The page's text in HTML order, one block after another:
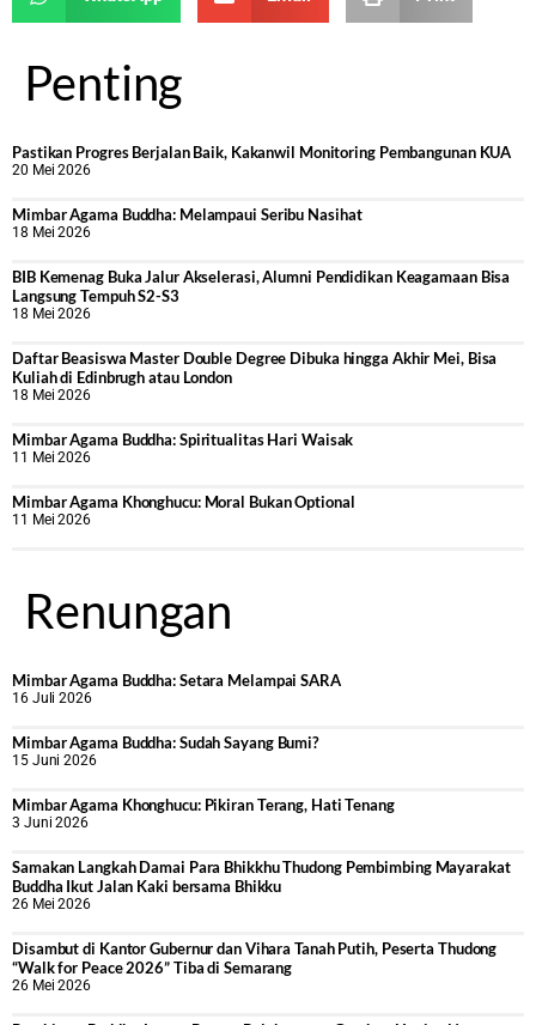
Penting
Pastikan Progres Berjalan Baik, Kakanwil Monitoring Pembangunan KUA
20 Mei 2026
Mimbar Agama Buddha: Melampaui Seribu Nasihat
18 Mei 2026
BIB Kemenag Buka Jalur Akselerasi, Alumni Pendidikan Keagamaan Bisa
Langsung Tempuh S2-S3
18 Mei 2026
Daftar Beasiswa Master Double Degree Dibuka hingga Akhir Mei, Bisa
Kuliah di Edinbrugh atau London
18 Mei 2026
Mimbar Agama Buddha: Spiritualitas Hari Waisak
11 Mei 2026
Mimbar Agama Khonghucu: Moral Bukan Optional
11 Mei 2026
Renungan
Mimbar Agama Buddha: Setara Melampai SARA
16 Juli 2026
Mimbar Agama Buddha: Sudah Sayang Bumi?
15 Juni 2026
Mimbar Agama Khonghucu: Pikiran Terang, Hati Tenang
3 Juni 2026
Samakan Langkah Damai Para Bhikkhu Thudong Pembimbing Mayarakat
Buddha Ikut Jalan Kaki bersama Bhikku
26 Mei 2026
Disambut di Kantor Gubernur dan Vihara Tanah Putih, Peserta Thudong
“Walk for Peace 2026” Tiba di Semarang
26 Mei 2026